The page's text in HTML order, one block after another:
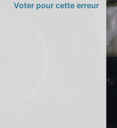
Voter pour cette erreur